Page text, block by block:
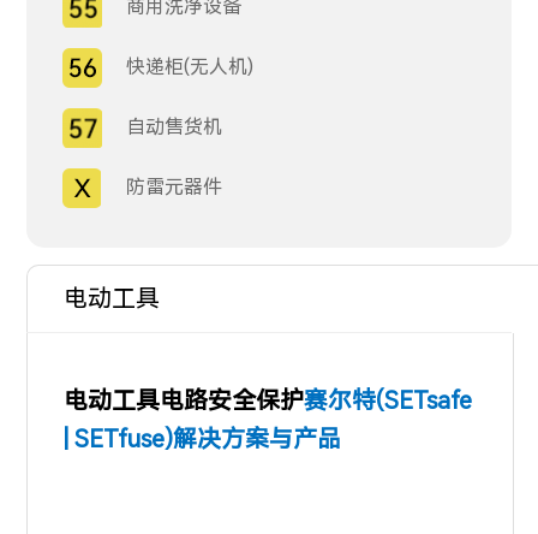
商用洗净设备
快递柜(无人机)
自动售货机
防雷元器件
电动工具
电动工具电路安全保护赛尔特(SETsafe
| SETfuse)解决方案与产品